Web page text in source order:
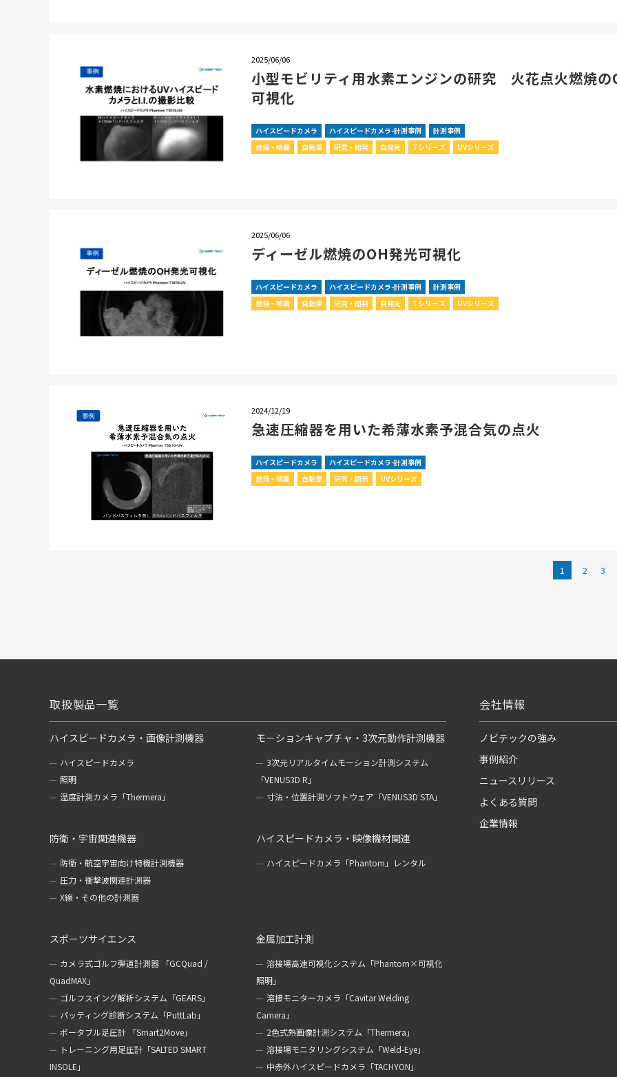
2025/06/06
小型モビリティ用水素エンジンの研究 火花点火燃焼の
可視化
ハイスピードカメラ ハイスピードカメラ-計測事例
計測事例
燃焼・噴霧
自動車 研究・開発 自発光 Tシリーズ UVシリーズ
2025/06/06
ディーゼル燃焼のOH発光可視化
ハイスピードカメラ ハイスピードカメラ-計測事例
計測事例
燃焼・噴霧
自動車 研究・開発 自発光 Tシリーズ UVシリーズ
2024/12/19
急速圧縮器を用いた希薄水素予混合気の点火
ハイスピードカメラ
ハイスピードカメラ-計測事例
燃焼・噴霧
自動車 研究・開発 UVシリーズ
1 2 3
取扱製品一覧
ハイスピードカメラ・画像計測機器
ハイスピードカメラ
照明
温度計測カメラ「Thermera」
モーションキャプチャ・3次元動作計測機器
3次元リアルタイムモーション計測システム
「VENUS3D R」
寸法・位置計測ソフトウェア「VENUS3D STA」
防衛・宇宙関連機器
防衛・航空宇宙向け特機計測機器
圧力・衝撃波関連計測器
X線・その他の計測器
ハイスピードカメラ・映像機材関連
ハイスピードカメラ「Phantom」レンタル
スポーツサイエンス
カメラ式ゴルフ弾道計測器 「GCQuad /
QuadMAX」
ゴルフスイング解析システム「GEARS」
パッティング診断システム「PuttLab」
ポータブル足圧計 「Smart2Move」
トレーニング用足圧計「SALTED SMART
INSOLE」
金属加工計測
溶接場高速可視化システム「Phantom×可視化
照明」
溶接モニターカメラ「Cavitar Welding
Camera」
2色式熱画像計測システム「Thermera」
溶接場モニタリングシステム「Weld-Eye」
中赤外ハイスピードカメラ「TACHYON」
会社情報
ノビテックの強み
事例紹介
ニュースリリース
よくある質問
企業情報